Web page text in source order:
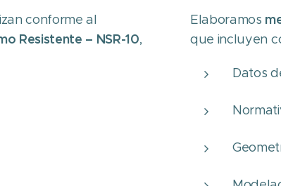
conforme al
Resistente – NSR-10,
Elaboramos
que incluyen
Datos